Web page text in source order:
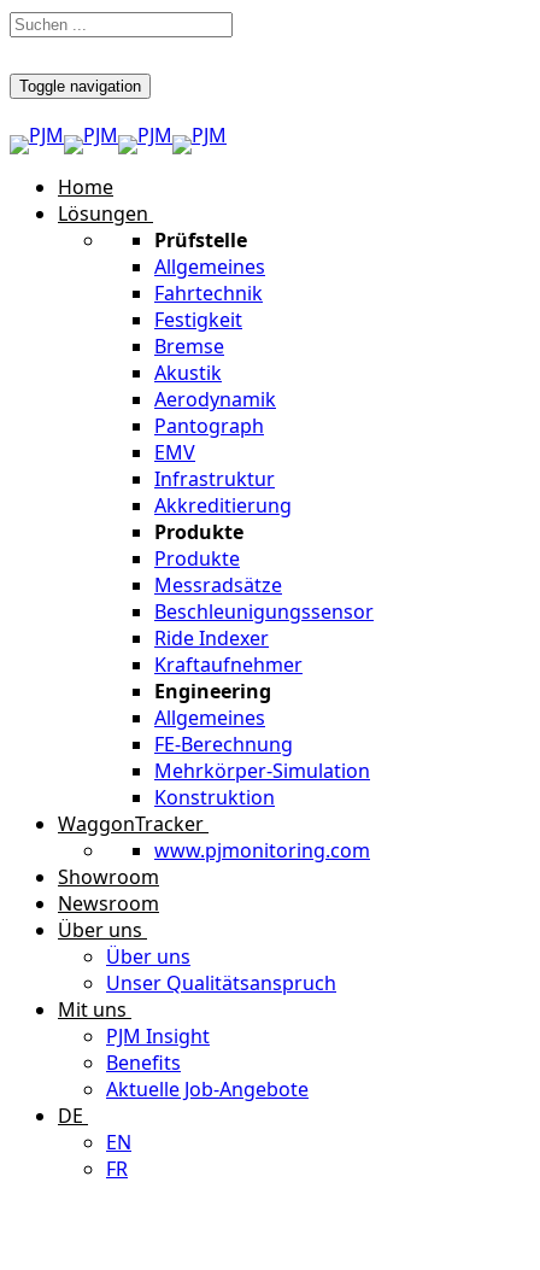
Toggle navigation
Home
Lösungen
Prüfstelle
Allgemeines
Fahrtechnik
Festigkeit
Bremse
Akustik
Aerodynamik
Pantograph
EMV
Infrastruktur
Akkreditierung
Produkte
Produkte
Messradsätze
Beschleunigungssensor
Ride Indexer
Kraftaufnehmer
Engineering
Allgemeines
FE-Berechnung
Mehrkörper-Simulation
Konstruktion
WaggonTracker
www.pjmonitoring.com
Showroom
Newsroom
Über uns
Über uns
Unser Qualitätsanspruch
Mit uns
PJM Insight
Benefits
Aktuelle Job-Angebote
DE
EN
FR